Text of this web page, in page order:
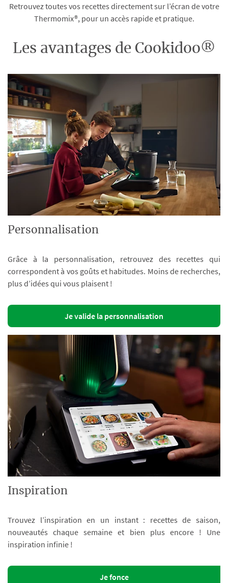
Retrouvez toutes vos recettes directement sur l’écran de votre
Thermomix®, pour un accès rapide et pratique.
Les avantages de Cookidoo®
Personnalisation
Grâce à la personnalisation, retrouvez des recettes qui
correspondent à vos goûts et habitudes. Moins de recherches,
plus d’idées qui vous plaisent !
Je valide la personnalisation
Inspiration
Trouvez l’inspiration en un instant : recettes de saison,
nouveautés chaque semaine et bien plus encore ! Une
inspiration infinie !
Je fonce